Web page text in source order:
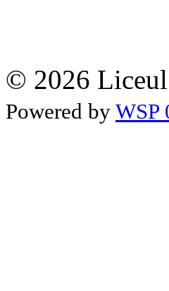
© 2026
Powered by WSP